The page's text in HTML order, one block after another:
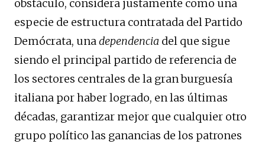
obstáculo, considera justamente como una
especie de estructura contratada del Partido
Demócrata, una dependencia del que sigue
siendo el principal partido de referencia de
los sectores centrales de la gran burguesía
italiana por haber logrado, en las últimas
décadas, garantizar mejor que cualquier otro
grupo político las ganancias de los patrones